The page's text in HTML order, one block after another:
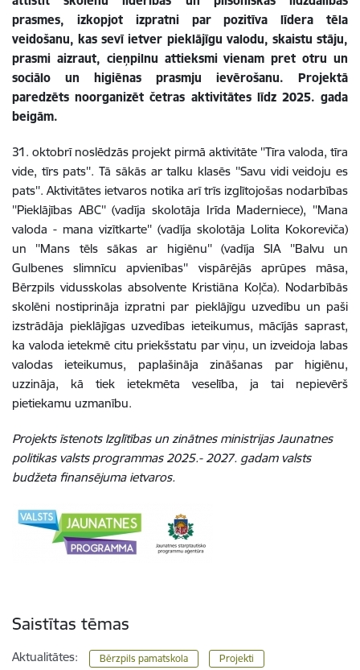
prasmes, izkopjot izpratni par pozitīva līdera tēla
veidošanu, kas sevī ietver pieklājīgu valodu, skaistu stāju,
prasmi aizraut, cieņpilnu attieksmi vienam pret otru un
sociālo un higiēnas prasmju ievērošanu. Projektā
paredzēts noorganizēt četras aktivitātes līdz 2025. gada
beigām.
31. oktobrī noslēdzās projekt pirmā aktivitāte ''Tīra valoda, tīra
vide, tīrs pats''. Tā sākās ar talku klasēs ''Savu vidi veidoju es
pats''. Aktivitātes ietvaros notika arī trīs izglītojošas nodarbības
''Pieklājības ABC'' (vadīja skolotāja Irīda Maderniece), ''Mana
valoda - mana vizītkarte'' (vadīja skolotāja Lolita Kokoreviča)
un ''Mans tēls sākas ar higiēnu'' (vadīja SIA ''Balvu un
Gulbenes slimnīcu apvienības'' vispārējās aprūpes māsa,
Bērzpils vidusskolas absolvente Kristiāna Koļča). Nodarbībās
skolēni nostiprināja izpratni par pieklājīgu uzvedību un paši
izstrādāja pieklājīgas uzvedības ieteikumus, mācījās saprast,
ka valoda ietekmē citu priekšstatu par viņu, un izveidoja labas
valodas ieteikumus, paplašināja zināšanas par higiēnu,
uzzināja, kā tiek ietekmēta veselība, ja tai nepievērš
pietiekamu uzmanību.
Projekts īstenots Izglītības un zinātnes ministrijas Jaunatnes
politikas valsts programmas 2025.- 2027. gadam valsts
budžeta finansējuma ietvaros.
Saistītas tēmas
Aktualitātes: Bērzpils pamatskola Projekti